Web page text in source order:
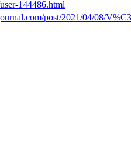
144486.html
post/2021/04/08/